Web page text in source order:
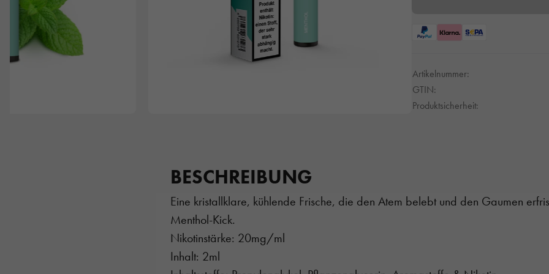
Artikelnummer:
GTIN:
Produktsicherheit:
BESCHREIBUNG
Eine kristallklare, kühlende Frische, die den Atem belebt und den Gaumen
Menthol-Kick.
Nikotinstärke: 20mg/ml
Inhalt: 2ml